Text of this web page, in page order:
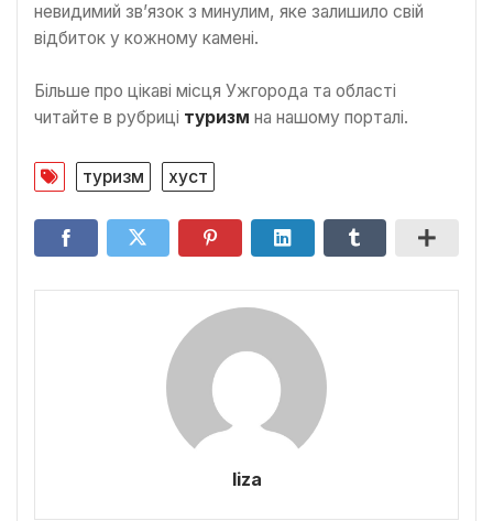
невидимий зв’язок з минулим, яке залишило свій
відбиток у кожному камені.
Більше про цікаві місця Ужгорода та області
читайте в рубриці туризм на нашому порталі.
туризм хуст
liza